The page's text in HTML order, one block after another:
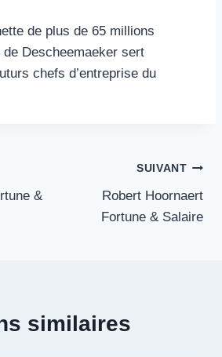
de plus de 65 millions
de Descheemaeker sert
chefs d’entreprise du
&
SUIVANT
Robert Hoornaert
Fortune & Salaire
similaires